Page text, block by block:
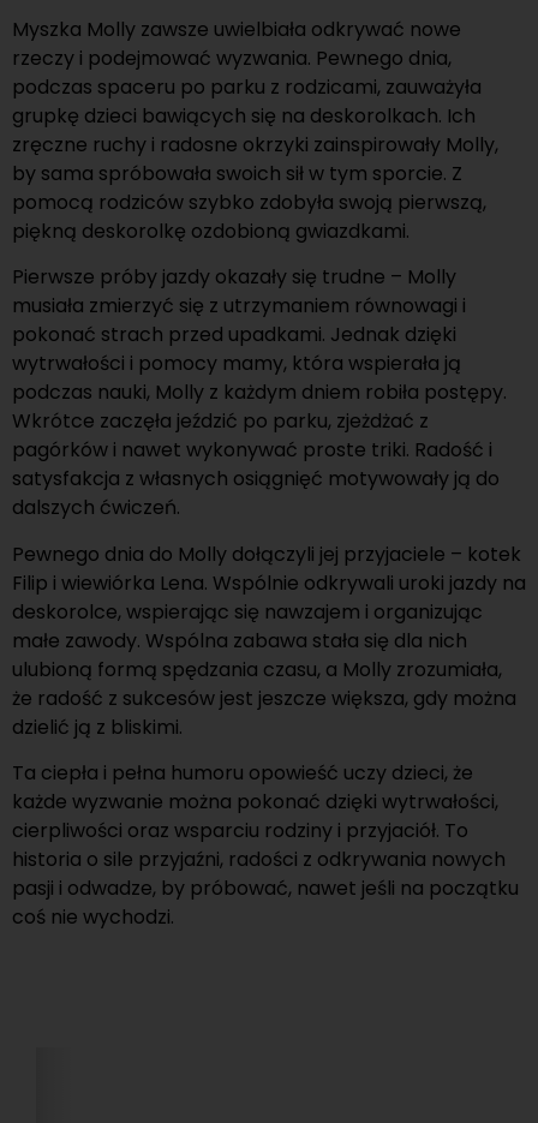
Myszka Molly zawsze uwielbiała odkrywać nowe
rzeczy i podejmować wyzwania. Pewnego dnia,
podczas spaceru po parku z rodzicami, zauważyła
grupkę dzieci bawiących się na deskorolkach. Ich
zręczne ruchy i radosne okrzyki zainspirowały Molly,
by sama spróbowała swoich sił w tym sporcie. Z
pomocą rodziców szybko zdobyła swoją pierwszą,
piękną deskorolkę ozdobioną gwiazdkami.
Pierwsze próby jazdy okazały się trudne – Molly
musiała zmierzyć się z utrzymaniem równowagi i
pokonać strach przed upadkami. Jednak dzięki
wytrwałości i pomocy mamy, która wspierała ją
podczas nauki, Molly z każdym dniem robiła postępy.
Wkrótce zaczęła jeździć po parku, zjeżdżać z
pagórków i nawet wykonywać proste triki. Radość i
satysfakcja z własnych osiągnięć motywowały ją do
dalszych ćwiczeń.
Pewnego dnia do Molly dołączyli jej przyjaciele – kotek
Filip i wiewiórka Lena. Wspólnie odkrywali uroki jazdy na
deskorolce, wspierając się nawzajem i organizując
małe zawody. Wspólna zabawa stała się dla nich
ulubioną formą spędzania czasu, a Molly zrozumiała,
że radość z sukcesów jest jeszcze większa, gdy można
dzielić ją z bliskimi.
Ta ciepła i pełna humoru opowieść uczy dzieci, że
każde wyzwanie można pokonać dzięki wytrwałości,
cierpliwości oraz wsparciu rodziny i przyjaciół. To
historia o sile przyjaźni, radości z odkrywania nowych
pasji i odwadze, by próbować, nawet jeśli na początku
coś nie wychodzi.